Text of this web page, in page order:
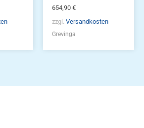
654,90 €
zzgl. Versandkosten
Grevinga